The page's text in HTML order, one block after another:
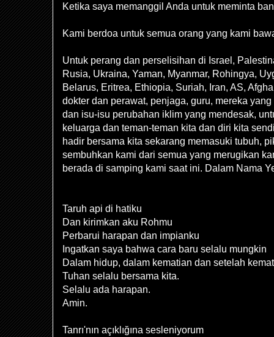
Ketika saya memanggil Anda untuk meminta
Kami berdoa untuk semua orang yang kami
Untuk perang dan perselisihan di Israel,
Rusia, Ukraina, Yaman, Myanmar, Rohingya,
Belarus, Eritrea, Ethiopia, Suriah, Iran, AS,
dokter dan perawat, penjaga, guru, mereka
dan isu-isu perubahan iklim yang mendesak,
keluarga dan teman-teman kita dan diri kita
hadir bersama kita sekarang memasuki tubuh,
sembuhkan kami dari semua yang merugikan
berada di samping kami saat ini. Dalam Nama
Taruh api di hatiku
Dan kirimkan aku Rohmu
Perbarui harapan dan impianku
Ingatkan saya bahwa cara baru selalu mungkin
Dalam hidup, dalam kematian dan setelah
Tuhan selalu bersama kita.
Selalu ada harapan.
Amin.
Tanrı'nın açıklığına sesleniyorum